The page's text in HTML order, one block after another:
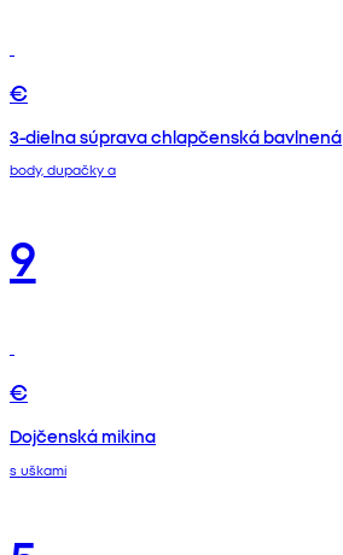
€
3-dielna súprava chlapčenská bavlnená
body, dupačky a
9
€
Dojčenská mikina
s uškami